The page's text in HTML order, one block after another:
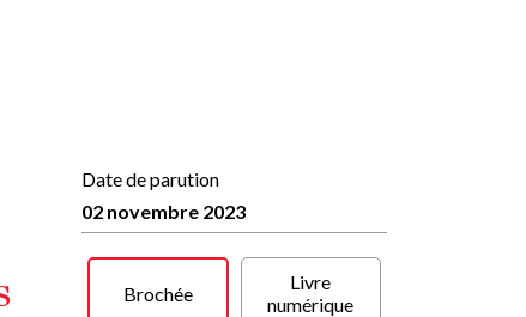
Date de parution
02 novembre 2023
Brochée
Livre
numérique